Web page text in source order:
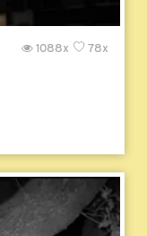
78x
1088x